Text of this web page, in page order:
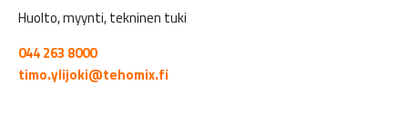
Huolto, myynti, tekninen tuki
044 263 8000
timo.ylijoki@tehomix.fi